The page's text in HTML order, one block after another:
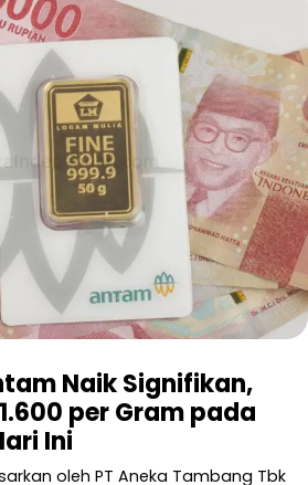
Naik Signifikan,
per Gram pada
Ini
oleh PT Aneka Tambang Tbk